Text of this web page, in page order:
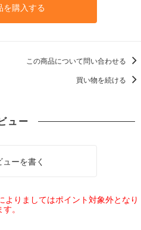
を購入する
この商品について問い合わせる
買い物を続ける
ュー
ューを書く
りましてはポイント対象外となり
す。